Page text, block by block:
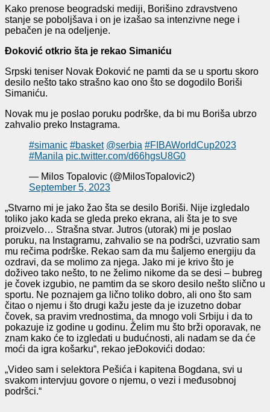
Kako prenose beogradski mediji, Borišino zdravstveno
stanje se poboljšava i on je izašao sa intenzivne nege i
pebačen je na odeljenje.
Đoković otkrio šta je rekao Simaniću
Srpski teniser Novak Đoković ne pamti da se u sportu skoro
desilo nešto tako strašno kao ono što se dogodilo Boriši
Simaniću.
Novak mu je poslao poruku podrške, da bi mu Boriša ubrzo
zahvalio preko Instagrama.
#simanic #basket @serbia #FIBAWorldCup2023
#Manila pic.twitter.com/d66hgsU8G0
— Milos Topalovic (@MilosTopalovic2)
September 5, 2023
„Stvarno mi je jako žao šta se desilo Boriši. Nije izgledalo
toliko jako kada se gleda preko ekrana, ali šta je to sve
proizvelo… Strašna stvar. Jutros (utorak) mi je poslao
poruku, na Instagramu, zahvalio se na podršci, uzvratio sam
mu rečima podrške. Rekao sam da mu šaljemo energiju da
ozdravi, da se molimo za njega. Jako mi je krivo što je
doživeo tako nešto, to ne želimo nikome da se desi – bubreg
je čovek izgubio, ne pamtim da se skoro desilo nešto slično u
sportu. Ne poznajem ga lično toliko dobro, ali ono što sam
čitao o njemu i što drugi kažu jeste da je izuzetno dobar
čovek, sa pravim vrednostima, da mnogo voli Srbiju i da to
pokazuje iz godine u godinu. Želim mu što brži oporavak, ne
znam kako će to izgledati u budućnosti, ali nadam se da će
moći da igra košarku“, rekao jeĐokovići dodao:
„Video sam i selektora Pešića i kapitena Bogdana, svi u
svakom intervjuu govore o njemu, o vezi i međusobnoj
podršci.“